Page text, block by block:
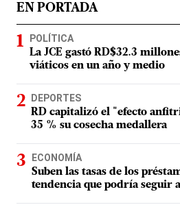
EN PORTADA
POLÍTICA
La JCE gastó RD$32.3
viáticos en un año y medio
DEPORTES
RD capitalizó el "efecto
35 % su cosecha medallera
ECONOMÍA
Suben las tasas de los
tendencia que podría seguir